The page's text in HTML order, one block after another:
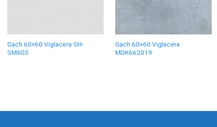
Gạch 60×60 Viglacera SH-
SM605
Gạch 60×60 Viglacera
MDK662019